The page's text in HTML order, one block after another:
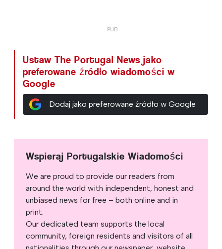
Ustaw The Portugal News jako
preferowane źródło wiadomości w
Google
Dodaj jako preferowane źródło w Google
Wspieraj Portugalskie Wiadomości
We are proud to provide our readers from
around the world with independent, honest and
unbiased news for free – both online and in
print.
Our dedicated team supports the local
community, foreign residents and visitors of all